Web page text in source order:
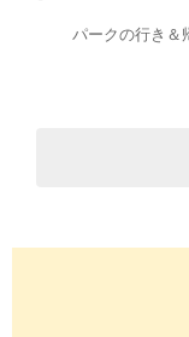
パークの行き＆